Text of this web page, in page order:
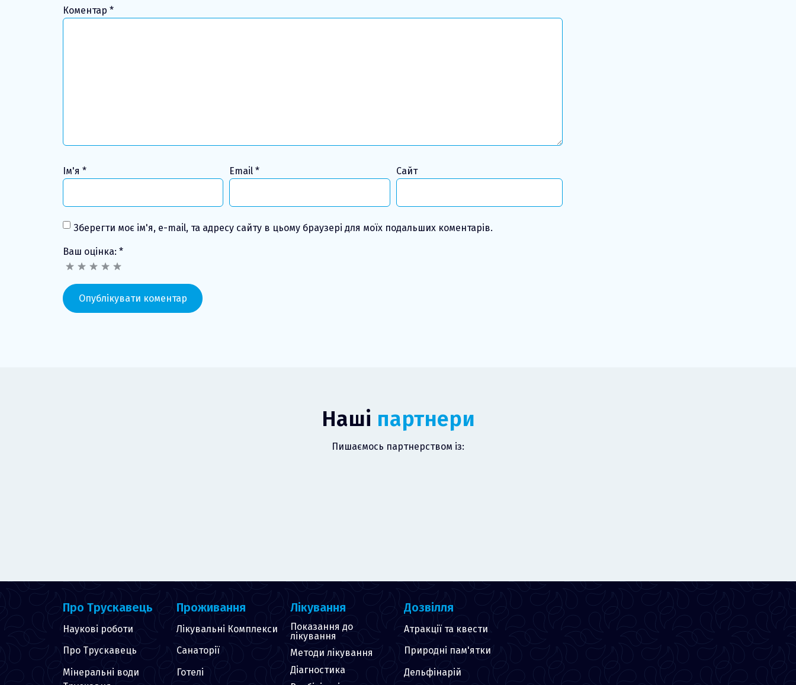
Коментар *
Ім'я * Email* Сайт
Зберегти моє ім'я, e-mail, та адресу сайту в цьому браузері для моїх подальших коментарів.
Ваш оцінка: *
Наші партнери
Пишаємось партнерством із:
Про Трускавець
Наукові роботи
Про Трускавець
Мінеральні води
Проживання
Лікувальні Комплекси
Санаторії
Готелі
Лікування
Показання до
лікування
Методи лікування
Діагностика
Дозвілля
Атракції та квести
Природні пам'ятки
Дельфінарій